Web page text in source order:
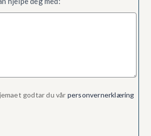
godtar du vår personvernerklæring